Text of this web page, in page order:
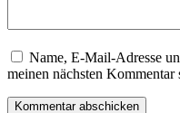
Name, E-Mail-Adresse
meinen nächsten Kommentar